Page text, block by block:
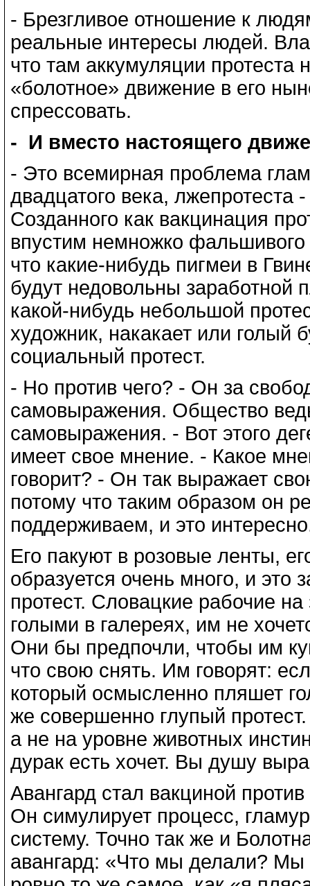
- Брезгливое отношение к
реальные интересы людей.
что там аккумуляции протеста
«болотное» движение в его
спрессовать.
- И вместо настоящего
- Это всемирная проблема
двадцатого века, лжепротеста
Созданного как вакцинация
впустим немножко
что какие-нибудь пигмеи в
будут недовольны заработной
какой-нибудь небольшой
художник, накакает или голый
социальный протест.
- Но против чего? - Он за
самовыражения. Общество
самовыражения. - Вот этого
имеет свое мнение. - Какое
говорит? - Он так выражает
потому что таким образом он
поддерживаем, и это
Его пакуют в розовые ленты,
образуется очень много, и
протест. Словацкие рабочие
голыми в галереях, им не
Они бы предпочли, чтобы им
что свою снять. Им говорят:
который осмысленно пляшет
же совершенно глупый
а не на уровне животных
дурак есть хочет. Вы душу
Авангард стал вакциной
Он симулирует процесс,
систему. Точно так же и
авангард: «Что мы делали?